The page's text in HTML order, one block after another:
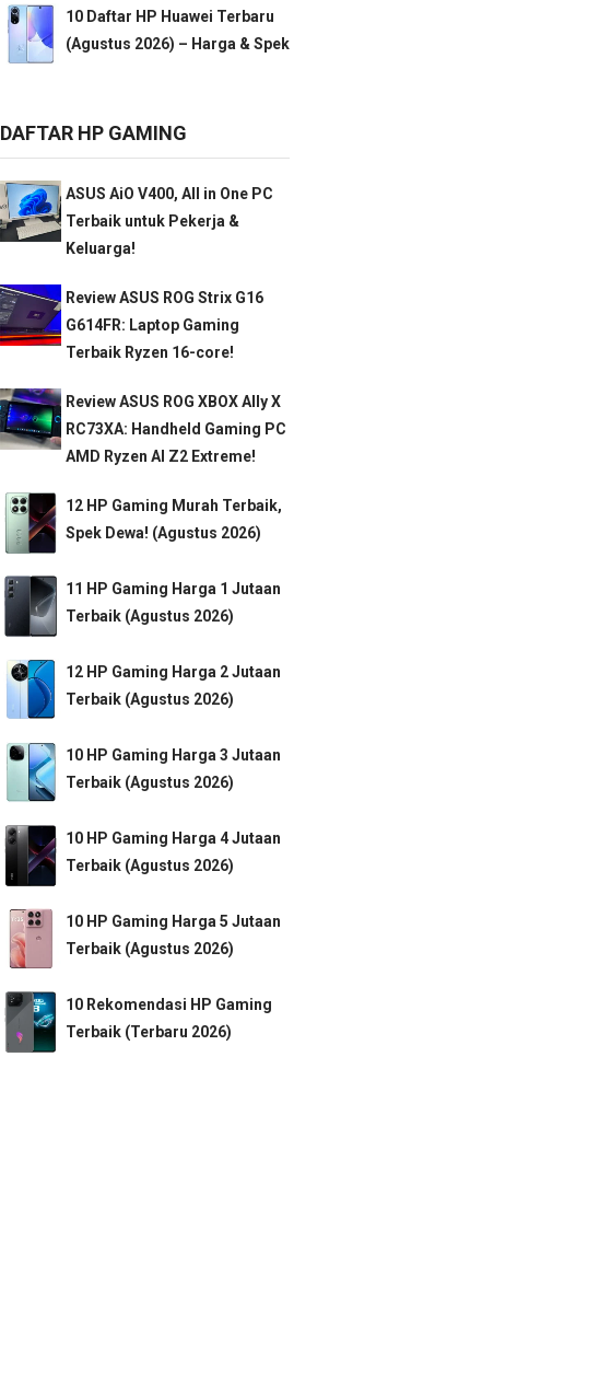
10 Daftar HP Huawei Terbaru
(Agustus 2026) – Harga & Spek
DAFTAR HP GAMING
ASUS AiO V400, All in One PC
Terbaik untuk Pekerja &
Keluarga!
Review ASUS ROG Strix G16
G614FR: Laptop Gaming
Terbaik Ryzen 16-core!
Review ASUS ROG XBOX Ally X
RC73XA: Handheld Gaming PC
AMD Ryzen AI Z2 Extreme!
12 HP Gaming Murah Terbaik,
Spek Dewa! (Agustus 2026)
11 HP Gaming Harga 1 Jutaan
Terbaik (Agustus 2026)
12 HP Gaming Harga 2 Jutaan
Terbaik (Agustus 2026)
10 HP Gaming Harga 3 Jutaan
Terbaik (Agustus 2026)
10 HP Gaming Harga 4 Jutaan
Terbaik (Agustus 2026)
10 HP Gaming Harga 5 Jutaan
Terbaik (Agustus 2026)
10 Rekomendasi HP Gaming
Terbaik (Terbaru 2026)